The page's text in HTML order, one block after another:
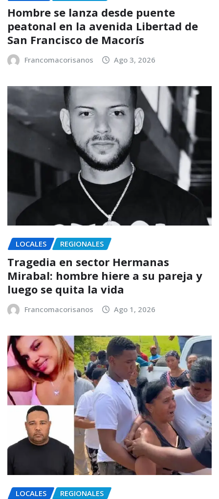
Hombre se lanza desde puente
peatonal en la avenida Libertad de
San Francisco de Macorís
Francomacorisanos Ago 3, 2026
LOCALES REGIONALES
Tragedia en sector Hermanas
Mirabal: hombre hiere a su pareja y
luego se quita la vida
Francomacorisanos Ago 1, 2026
LOCALES REGIONALES